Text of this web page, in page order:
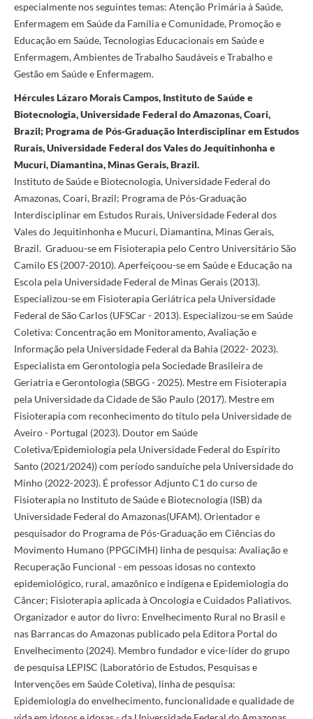
especialmente nos seguintes temas: Atenção Primária à Saúde,
Enfermagem em Saúde da Família e Comunidade, Promoção e
Educação em Saúde, Tecnologias Educacionais em Saúde e
Enfermagem, Ambientes de Trabalho Saudáveis e Trabalho e
Gestão em Saúde e Enfermagem.
Hércules Lázaro Morais Campos, Instituto de Saúde e
Biotecnologia, Universidade Federal do Amazonas, Coari,
Brazil; Programa de Pós-Graduação Interdisciplinar em Estudos
Rurais, Universidade Federal dos Vales do Jequitinhonha e
Mucuri, Diamantina, Minas Gerais, Brazil.
Instituto de Saúde e Biotecnologia, Universidade Federal do
Amazonas, Coari, Brazil; Programa de Pós-Graduação
Interdisciplinar em Estudos Rurais, Universidade Federal dos
Vales do Jequitinhonha e Mucuri, Diamantina, Minas Gerais,
Brazil. Graduou-se em Fisioterapia pelo Centro Universitário São
Camilo ES (2007-2010). Aperfeiçoou-se em Saúde e Educação na
Escola pela Universidade Federal de Minas Gerais (2013).
Especializou-se em Fisioterapia Geriátrica pela Universidade
Federal de São Carlos (UFSCar - 2013). Especializou-se em Saúde
Coletiva: Concentração em Monitoramento, Avaliação e
Informação pela Universidade Federal da Bahia (2022- 2023).
Especialista em Gerontologia pela Sociedade Brasileira de
Geriatria e Gerontologia (SBGG - 2025). Mestre em Fisioterapia
pela Universidade da Cidade de São Paulo (2017). Mestre em
Fisioterapia com reconhecimento do título pela Universidade de
Aveiro - Portugal (2023). Doutor em Saúde
Coletiva/Epidemiologia pela Universidade Federal do Espírito
Santo (2021/2024)) com período sanduíche pela Universidade do
Minho (2022-2023). É professor Adjunto C1 do curso de
Fisioterapia no Instituto de Saúde e Biotecnologia (ISB) da
Universidade Federal do Amazonas(UFAM). Orientador e
pesquisador do Programa de Pós-Graduação em Ciências do
Movimento Humano (PPGCiMH) linha de pesquisa: Avaliação e
Recuperação Funcional - em pessoas idosas no contexto
epidemiológico, rural, amazônico e indígena e Epidemiologia do
Câncer; Fisioterapia aplicada à Oncologia e Cuidados Paliativos.
Organizador e autor do livro: Envelhecimento Rural no Brasil e
nas Barrancas do Amazonas publicado pela Editora Portal do
Envelhecimento (2024). Membro fundador e vice-líder do grupo
de pesquisa LEPISC (Laboratório de Estudos, Pesquisas e
Intervenções em Saúde Coletiva), linha de pesquisa:
Epidemiologia do envelhecimento, funcionalidade e qualidade de